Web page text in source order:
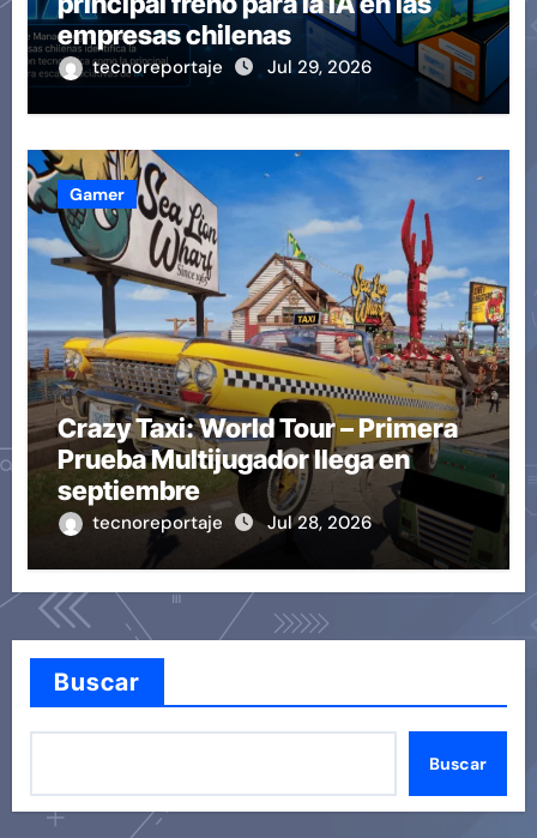
empresas chilenas
tecnoreportaje Jul 29, 2026
Gamer
Crazy Taxi: World Tour – Primera
Prueba Multijugador llega en
septiembre
tecnoreportaje Jul 28, 2026
Buscar
Buscar